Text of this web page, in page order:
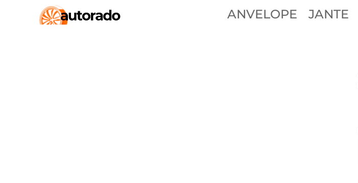
ANVELOPE JANTE